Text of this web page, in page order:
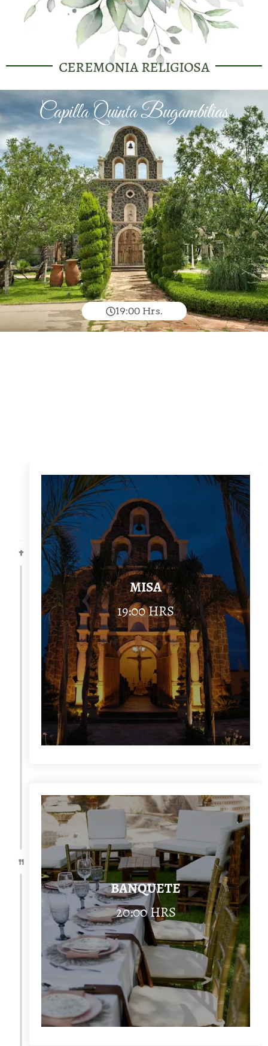
ceremonia religiosa
Capilla Quinta Bugambilias
19:00 Hrs.
MISA
19:00 HRS
BANQUETE
20:00 HRS